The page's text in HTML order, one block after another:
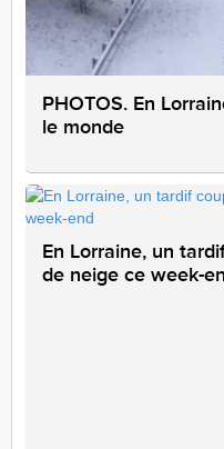
PHOTOS. En
le monde
En Lorraine, un
de neige ce week-